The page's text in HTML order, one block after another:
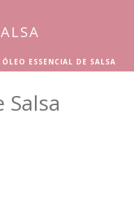
ÓLEO ESSENCIAL DE SALSA
Salsa